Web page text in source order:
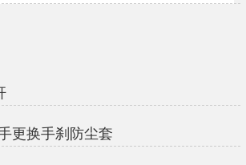
更换手刹防尘套